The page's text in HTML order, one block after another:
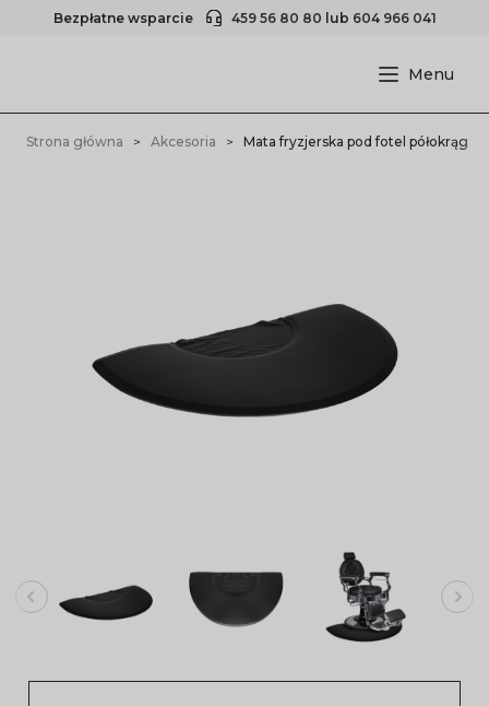
Bezpłatne wsparcie 459 56 80 80 lub 604 966 041
Strona główna Akcesoria Mata fryzjerska pod fotel półokrąg